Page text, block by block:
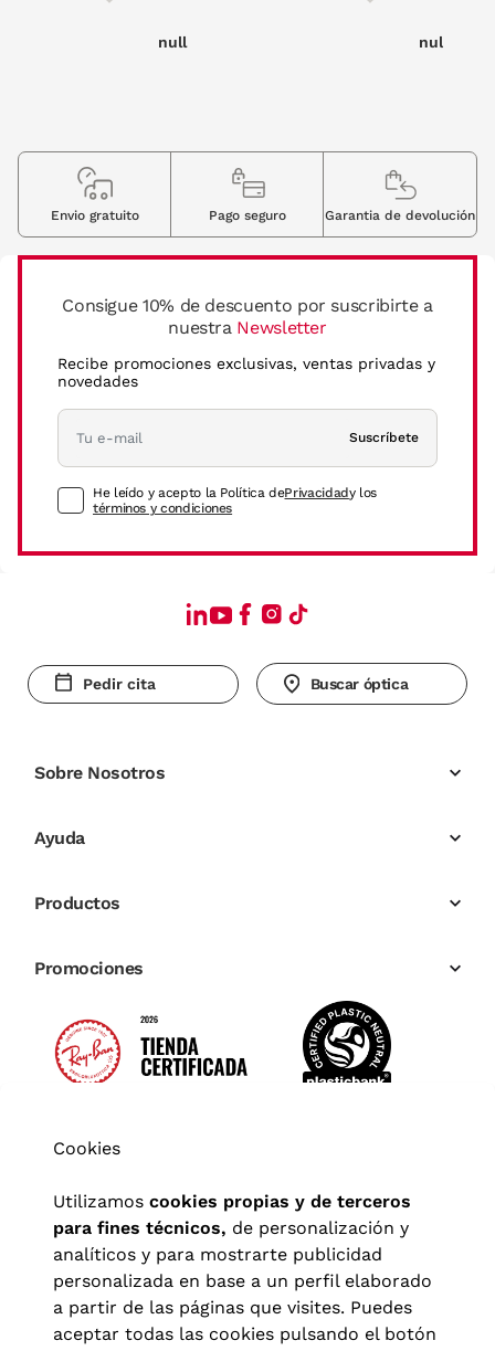
null null
Consigue 10% de descuento por suscribirte a
nuestra Newsletter
Recibe promociones exclusivas, ventas privadas y
novedades
Suscríbete
He leído y acepto la Política dePrivacidady los
términos y condiciones
Envio gratuito Pago seguro Garantia de devolución
Pedir cita Buscar óptica
Sobre Nosotros
Ayuda
Productos
Promociones
Cookies
Utilizamos cookies propias y de terceros
para fines técnicos, de personalización y
analíticos y para mostrarte publicidad
personalizada en base a un perfil elaborado
a partir de las páginas que visites. Puedes
aceptar todas las cookies pulsando el botón